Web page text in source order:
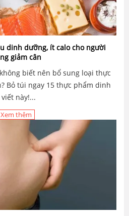
dinh dưỡng, ít calo cho người
giảm cân
biết nên bổ sung loại thực
Bỏ túi ngay 15 thực phẩm dinh
này!...
Xem thêm